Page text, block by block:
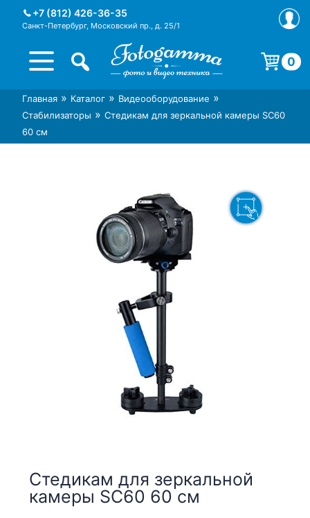
+7 (812) 426-36-35
Санкт-Петербург, Московский пр., д. 25/1
Интернет-магазин фототехники
Foto-Gamma в СПб
Магазин фотоаксессуаров foto-
gamma.ru
0
Корзина пуста.
Главная » Каталог » Видеооборудование »
Стабилизаторы » Стедикам для зеркальной камеры SC60
60 см
Стедикам для зеркальной
камеры SC60 60 см